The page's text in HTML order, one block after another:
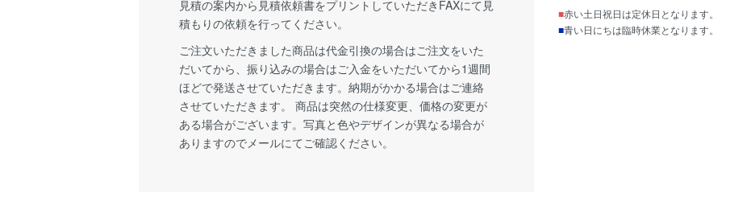
見積の案内から見積依頼書をプリントしていただきFAXにて見
積もりの依頼を行ってください。
ご注文いただきました商品は代金引換の場合はご注文をいた
だいてから、振り込みの場合はご入金をいただいてから1週間
ほどで発送させていただきます。納期がかかる場合はご連絡
させていただきます。 商品は突然の仕様変更、価格の変更が
ある場合がございます。写真と色やデザインが異なる場合が
ありますのでメールにてご確認ください。
■赤い土日祝日は定休日となります。
■青い日にちは臨時休業となります。